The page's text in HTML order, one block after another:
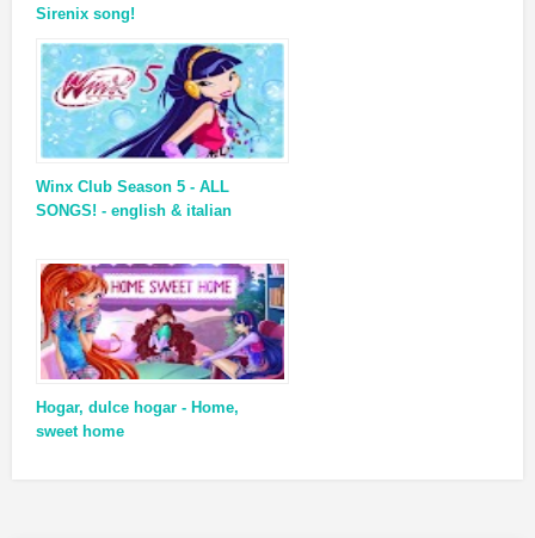
Sirenix song!
Winx Club Season 5 - ALL
SONGS! - english & italian
Hogar, dulce hogar - Home,
sweet home